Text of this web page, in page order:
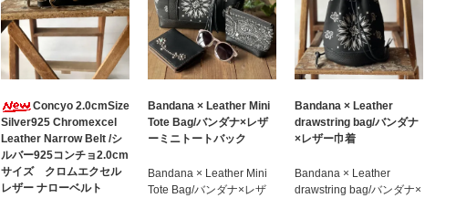
Concyo 2.0cmSize
Silver925 Chromexcel
Leather Narrow Belt /シ
ルバー925コンチョ2.0cm
サイズ クロムエクセル
レザー ナローベルト
Bandana × Leather Mini
Tote Bag/バンダナ×レザ
ーミニトートバック
Bandana × Leather Mini
Tote Bag/バンダナ×レザ
Bandana × Leather
drawstring bag/バンダナ
×レザー巾着
Bandana × Leather
drawstring bag/バンダナ×